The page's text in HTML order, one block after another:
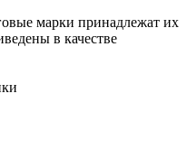
марки принадлежат их
в качестве